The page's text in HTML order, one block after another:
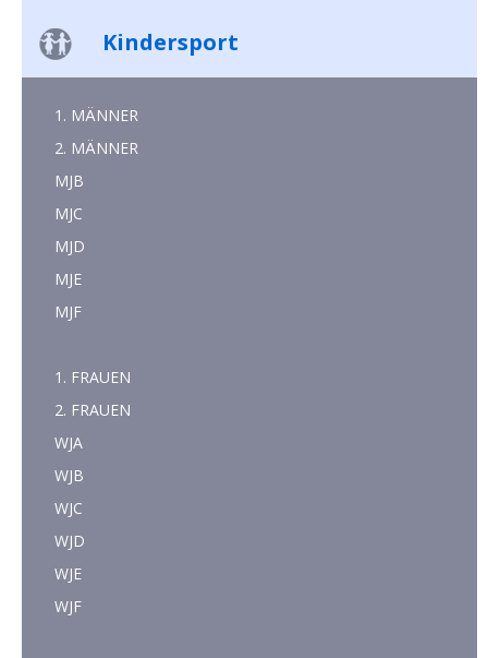
Kindersport
1. MÄNNER
2. MÄNNER
MJB
MJC
MJD
MJE
MJF
1. FRAUEN
2. FRAUEN
WJA
WJB
WJC
WJD
WJE
WJF